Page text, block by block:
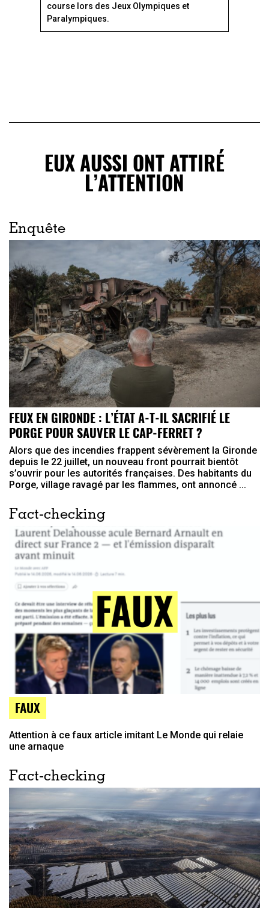
course lors des Jeux Olympiques et
Paralympiques.
EUX AUSSI ONT ATTIRÉ
L’ATTENTION
Enquête
FEUX EN GIRONDE : L’ÉTAT A-T-IL SACRIFIÉ LE
PORGE POUR SAUVER LE CAP-FERRET ?
Alors que des incendies frappent sévèrement la Gironde
depuis le 22 juillet, un nouveau front pourrait bientôt
s’ouvrir pour les autorités françaises. Des habitants du
Porge, village ravagé par les flammes, ont annoncé ...
Fact-checking
FAUX
Attention à ce faux article imitant Le Monde qui relaie
une arnaque
Fact-checking